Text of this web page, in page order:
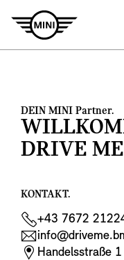
DEIN MINI Partner.
DRIVE
KONTAKT.
+43 7672
Handelsstraße 1